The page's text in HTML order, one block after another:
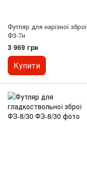
Футляр для нарізної зброї
ФЗ-7н
3 969 грн
Купити